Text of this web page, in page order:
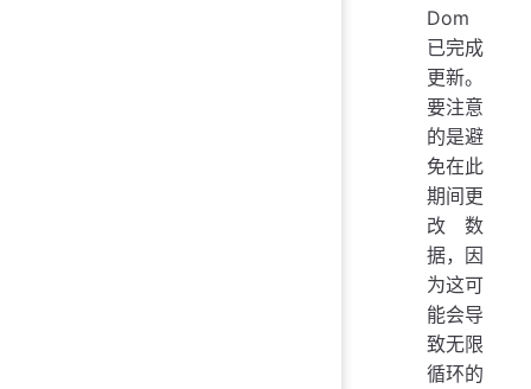
Dom
已完成
更新。
要注意
的是避
免在此
期间更
改数
据，因
为这可
能会导
致无限
循环的